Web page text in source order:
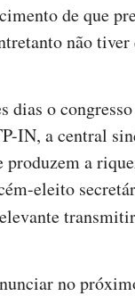
de que
não
dias o
IN, a central
produzem a
eleito
no